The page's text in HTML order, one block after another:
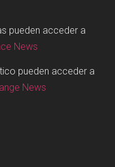
pueden acceder a
News
pueden acceder a
News